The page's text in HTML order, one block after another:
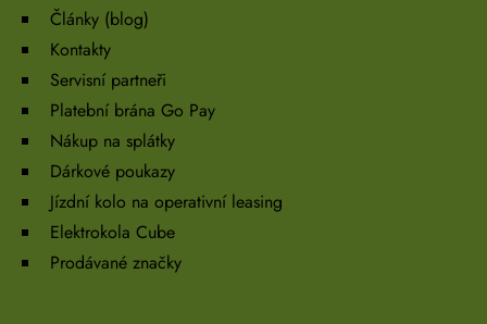
Články (blog)
Kontakty
Servisní partneři
Platební brána Go Pay
Nákup na splátky
Dárkové poukazy
Jízdní kolo na operativní leasing
Elektrokola Cube
Prodávané značky